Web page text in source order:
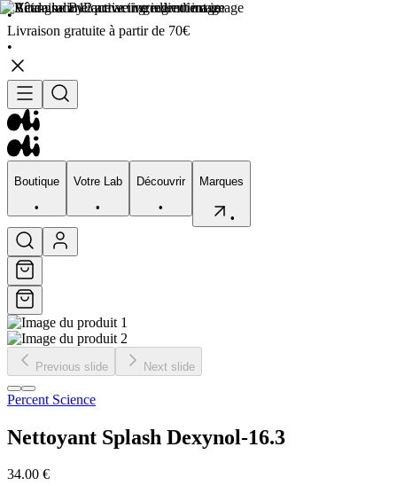
•
Livraison gratuite à partir de 70€
•
Boutique
•
Votre Lab
•
Découvrir
•
Marques
•
Boutique
•
Votre Lab
Visage
Shop All
Previous slide Next slide
Percent Science
Nettoyant Splash Dexynol-16.3
34.00 €